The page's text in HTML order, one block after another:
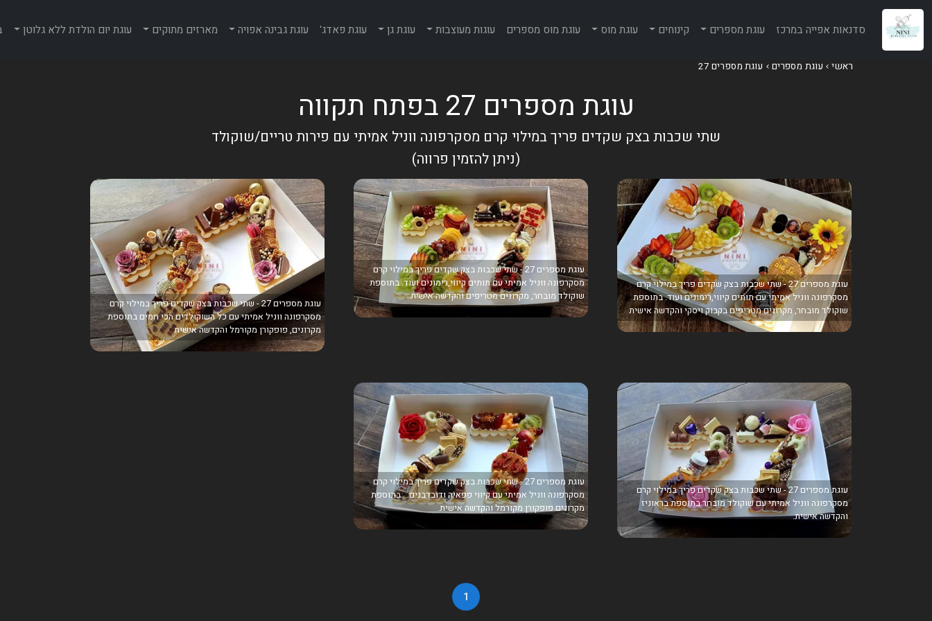
סדנאות אפייה במרכז עוגת מספרים קינוחים עוגת מוס עוגת מוס מספרים עוגות מעוצבות עוגת גן עוגת פאדג' עוגת גבינה אפויה מארזים מתוקים עוגת יום הולדת ללא גלוטן
ראשי עוגת מספרים עוגת מספרים 27
עוגת מספרים 27 בפתח תקווה
שתי שכבות בצק שקדים פריך במילוי קרם מסקרפונה ווניל אמיתי עם פירות טריים/שוקולד
(ניתן להזמין פרווה)
עוגת מספרים 27 - שתי שכבות בצק שקדים פריך במילוי קרם
מסקרפונה ווניל אמיתי עם תותים קיווי,רימונים ועוד. בתוספת
שוקולד מובחר, מקרונים מטריפים בקבוק ויסקי והקדשה אישית
עוגת מספרים 27 - שתי שכבות בצק שקדים פריך במילוי קרם
מסקרפונה ווניל אמיתי עם תותים קיווי,רימונים ועוד. בתוספת
שוקולד מובחר, מקרונים מטריפים והקדשה אישית
עוגת מספרים 27 - שתי שכבות בצק שקדים פריך במילוי קרם
מסקרפונה ווניל אמיתי עם כל השוקולדים הכי חמים בתוספת
מקרונים, פופקורן מקורמל והקדשה אישית
עוגת מספרים 27 - שתי שכבות בצק שקדים פריך במילוי קרם
מסקרפונה ווניל אמיתי עם שוקולד מובחר בתוספת בראוניז
והקדשה אישית.
עוגת מספרים 27 - שתי שכבות בצק שקדים פריך במילוי קרם
מסקרפונה ווניל אמיתי עם קיווי פפאיה ודובדבנים... בתוספת
מקרונים פופקורן מקורמל והקדשה אישית.
1